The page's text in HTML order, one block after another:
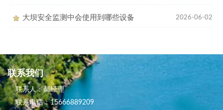
大坝安全监测中会使用到哪些设备 2026-06-02
联系我们
联系人：郝经理
联系电话：15666889209